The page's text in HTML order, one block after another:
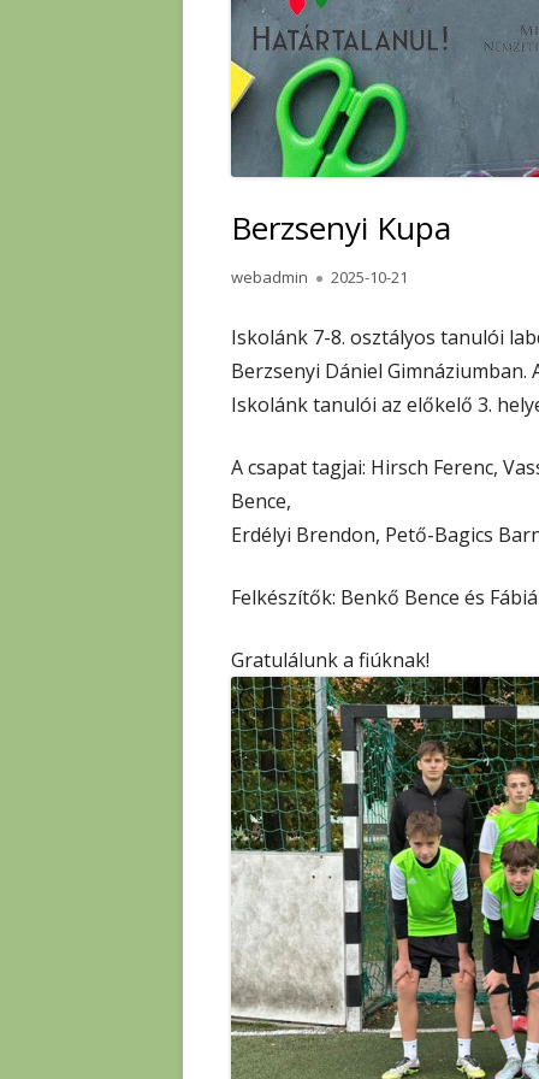
Berzsenyi Kupa
Author
webadmin
Published
2025-10-21
Iskolánk 7-8. osztályos tanulói
Berzsenyi Dániel
Iskolánk tanulói az előkelő 3.
A csapat tagjai: Hirsch Ferenc,
Bence,
Erdélyi Brendon, Pető-Bagics
Felkészítők: Benkő Bence és
Gratulálunk a fiúknak!